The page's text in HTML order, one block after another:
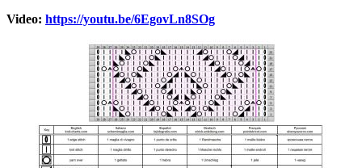
Video: https://youtu.be/6EgovLn8SOg